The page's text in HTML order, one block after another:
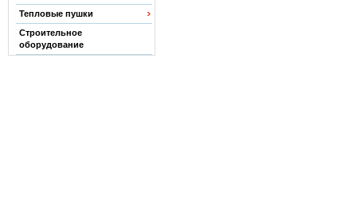
Тепловые пушки
Строительное
оборудование